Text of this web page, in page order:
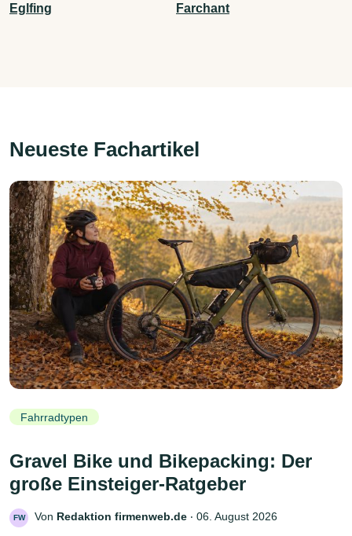
Eglfing Farchant
Neueste Fachartikel
Fahrradtypen
Gravel Bike und Bikepacking: Der
große Einsteiger-Ratgeber
FW Von Redaktion firmenweb.de ‧ 06. August 2026